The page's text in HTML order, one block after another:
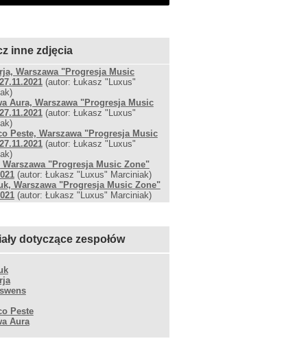
inne zdjęcia
Warszawa "Progresja Music
(autor: Łukasz "Luxus"
Aura, Warszawa "Progresja Music
(autor: Łukasz "Luxus"
Peste, Warszawa "Progresja Music
(autor: Łukasz "Luxus"
Warszawa "Progresja Music Zone"
(autor: Łukasz "Luxus" Marciniak)
Warszawa "Progresja Music Zone"
(autor: Łukasz "Luxus" Marciniak)
dotyczące zespołów
Peste
Aura